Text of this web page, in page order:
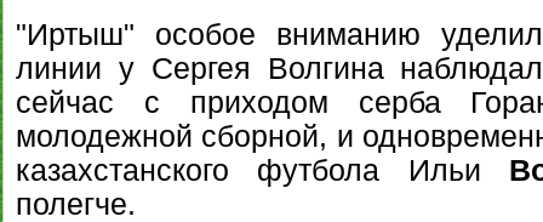
"Иртыш" особое вниманию
линии у Сергея Волгина
сейчас с приходом серба
молодежной сборной, и
казахстанского футбола Ильи
полегче.